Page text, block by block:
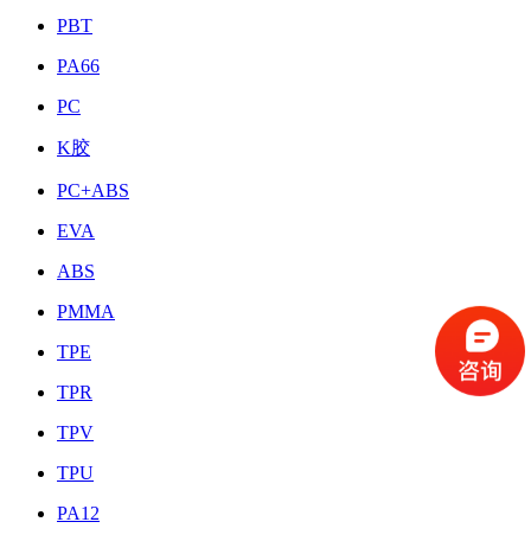
PBT
PA66
PC
K胶
PC+ABS
EVA
ABS
PMMA
TPE
TPR
TPV
TPU
PA12